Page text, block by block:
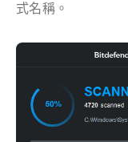
式名稱。